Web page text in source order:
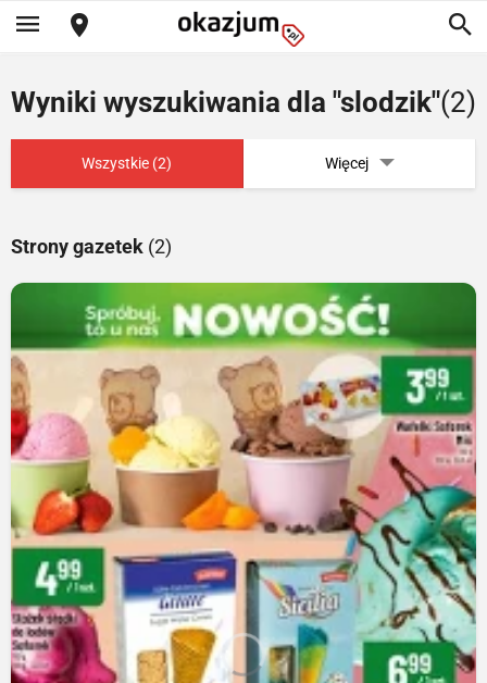
Wyniki wyszukiwania dla "slodzik"(2)
Wszystkie (2) Więcej
Strony gazetek (2)